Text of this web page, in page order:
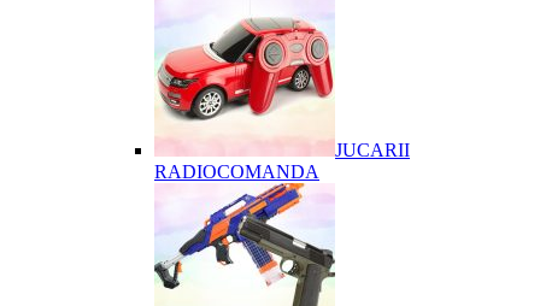
JUCARII
RADIOCOMANDA